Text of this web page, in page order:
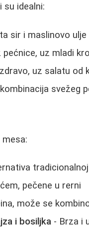
su idealni:
sir i maslinovo
pećnice, uz mladi
uz salatu od
svežeg
pečene u rerni
može se
i bosiljka - Brza i